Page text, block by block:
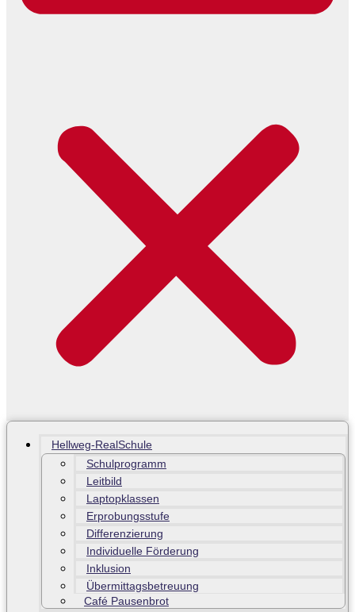
Hellweg-RealSchule
Schulprogramm
Leitbild
Laptopklassen
Erprobungsstufe
Differenzierung
Individuelle Förderung
Inklusion
Übermittagsbetreuung
Café Pausenbrot